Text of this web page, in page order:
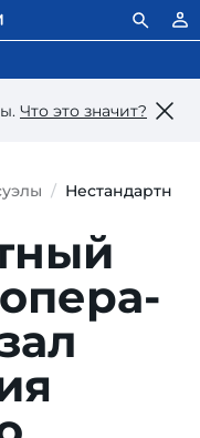
Что это значит?
Нестандартный